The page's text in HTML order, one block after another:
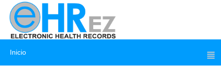
Inicio